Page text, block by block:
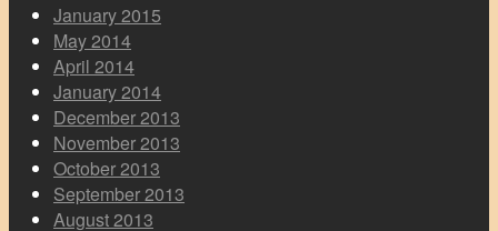
January 2015
May 2014
April 2014
January 2014
December 2013
November 2013
October 2013
September 2013
August 2013